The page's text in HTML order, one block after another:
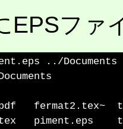
EPSファ
../Documents
fermat2.tex~
piment.eps